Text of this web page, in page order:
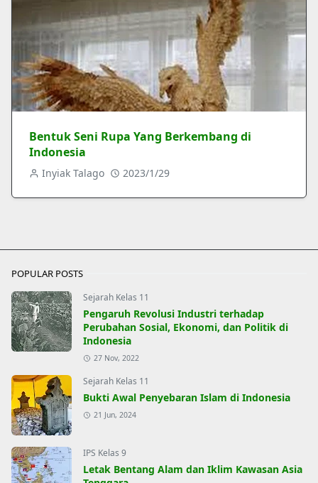
Bentuk Seni Rupa Yang Berkembang di
Indonesia
Inyiak Talago 2023/1/29
POPULAR POSTS
Sejarah Kelas 11
Pengaruh Revolusi Industri terhadap
Perubahan Sosial, Ekonomi, dan Politik di
Indonesia
27 Nov, 2022
Sejarah Kelas 11
Bukti Awal Penyebaran Islam di Indonesia
21 Jun, 2024
IPS Kelas 9
Letak Bentang Alam dan Iklim Kawasan Asia